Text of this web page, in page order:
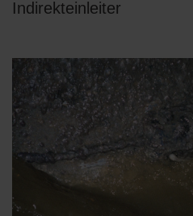
Indirekteinleiter